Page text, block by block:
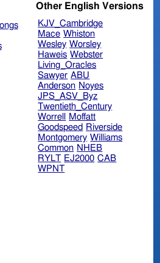
Other English Versions
KJV_Cambridge
Mace Whiston
Wesley Worsley
Haweis Webster
Living_Oracles
Sawyer ABU
Anderson Noyes
JPS_ASV_Byz
Twentieth_Century
Worrell
Moffatt
Goodspeed Riverside
Montgomery Williams
Common NHEB
RYLT EJ2000 CAB
WPNT